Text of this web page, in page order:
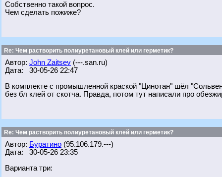
Собственно такой вопрос.
Чем сделать пожиже?
Re: Чем растворить полиуретановый клей или герметик?
Автор: John Zaitsev (---.san.ru)
Дата: 30-05-26 22:47
В комплекте с промышленной краской "Цинотан" шёл
без бл клей от скотча. Правда, потом тут написали про
Re: Чем растворить полиуретановый клей или герметик?
Автор: Буратино (95.106.179.---)
Дата: 30-05-26 23:35
Варианта три: